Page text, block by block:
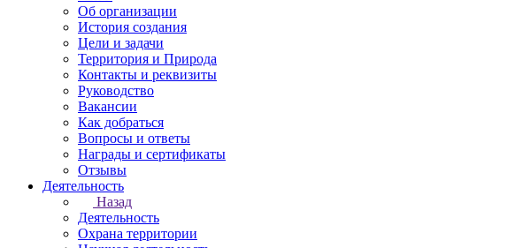
Об организации
История создания
Цели и задачи
Территория и Природа
Контакты и реквизиты
Руководство
Вакансии
Как добраться
Вопросы и ответы
Награды и сертификаты
Отзывы
Деятельность
Назад
Деятельность
Охрана территории